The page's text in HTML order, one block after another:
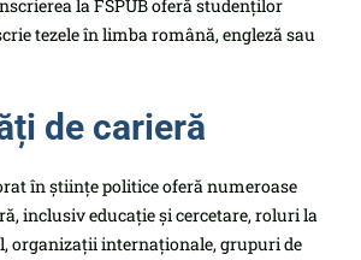
la FSPUB oferă studenților
tezele în limba română, engleză sau
de carieră
în științe politice oferă numeroase
inclusiv educație și cercetare, roluri la
organizații internaționale, grupuri de